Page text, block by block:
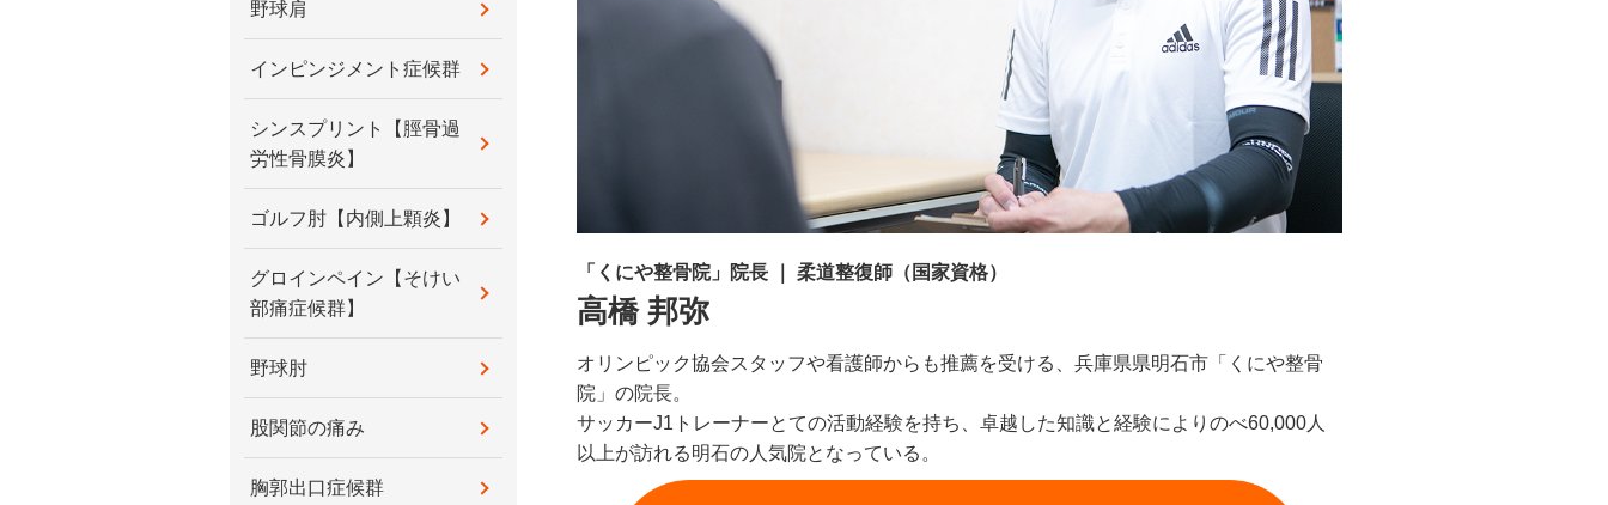
「くにや整骨院」院長 ｜ 柔道整復師（国家資格）
高橋 邦弥
オリンピック協会スタッフや看護師からも推薦を受ける、兵庫県県明石市「くにや整骨
院」の院長。
サッカーJ1トレーナーとての活動経験を持ち、卓越した知識と経験によりのべ60,000人
以上が訪れる明石の人気院となっている。
野球肩
インピンジメント症候群
シンスプリント【脛骨過
労性骨膜炎】
ゴルフ肘【内側上顆炎】
グロインペイン【そけい
部痛症候群】
野球肘
股関節の痛み
胸郭出口症候群